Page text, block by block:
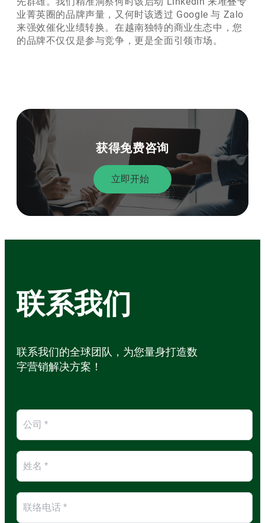
业菁英圈的品牌声量，又何时该透过 Google 与 Zalo
来强效催化业绩转换。在越南独特的商业生态中，您
的品牌不仅仅是参与竞争，更是全面引领市场。
获得免费咨询
立即开始
联系我们
联系我们的全球团队，为您量身打造数
字营销解决方案！